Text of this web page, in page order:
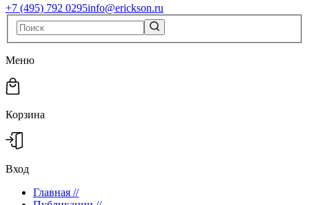
+7 (495) 792 0295info@erickson.ru
Меню
Корзина
Вход
Главная //